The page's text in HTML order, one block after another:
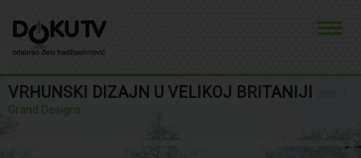
VRHUNSKI DIZAJN U VELIKOJ BRITANIJI
Grand Designs